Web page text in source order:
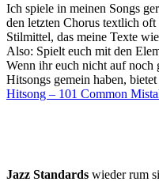
Ich spiele in meinen Songs
den letzten Chorus textlich
Stilmittel, das meine Texte
Also: Spielt euch mit den
Wenn ihr euch nicht auf noch
Hitsongs gemein haben,
Hitsong – 101 Common
Jazz Standards wieder rum